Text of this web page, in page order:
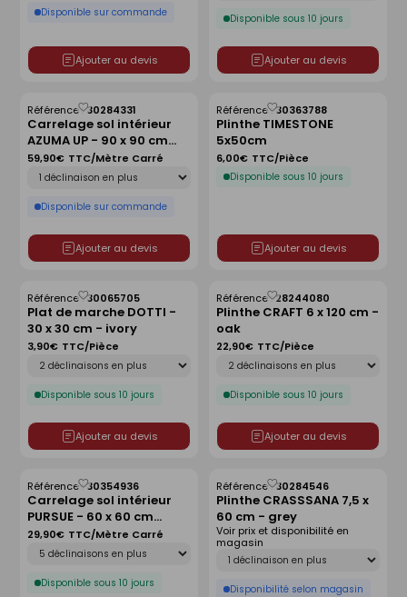
Disponible sur commande
Ajouter au devis
Disponible sous 10 jours
Ajouter au devis
Carrelage sol intérieur
AZUMA UP - 90 x 90 cm
ép.10 mm - sable
Référence :30284331
Disponible sur commande
59,90€ TTC/Mètre Carré
Ajouter au devis
Enregistrer
comme
liste
Plinthe TIMESTONE
5x50cm
Référence :30363788
Disponible sous 10 jours
6,00€ TTC/Pièce
Ajouter au devis
Enregistrer
comme
Plat de marche DOTTI -
30 x 30 cm - ivory
Référence :30065705
Disponible sous 10 jours
3,90€ TTC/Pièce
Ajouter au devis
Enregistrer
comme
liste
Plinthe CRAFT 6 x 120 cm -
oak
Référence :28244080
Disponible sous 10 jours
22,90€ TTC/Pièce
Ajouter au devis
Enregistrer
comme
Carrelage sol intérieur
PURSUE - 60 x 60 cm
ép.8,5mm - green
Référence :30354936
Disponible sous 10 jours
29,90€ TTC/Mètre Carré
Enregistrer
comme
liste
Plinthe CRASSSANA 7,5 x
60 cm - grey
Référence :30284546
Déclinaison
Disponibilité selon magasin
Voir prix et disponibilité en
magasin
Enregistrer
comme
liste